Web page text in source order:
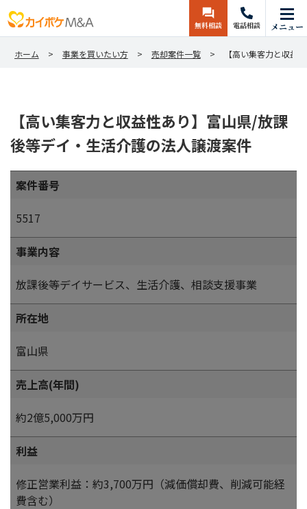
無料相談 電話相談 メニュー
ホーム 事業を買いたい方 売却案件一覧 【高い集客力と収益
【高い集客力と収益性あり】富山県/放課
後等デイ・生活介護の法人譲渡案件
案件番号
5517
事業内容
放課後等デイサービス、生活介護、相談支援事業
所在地
富山県
売上高(年間)
約2億5,000万円
利益
修正営業利益：約3,700万円（減価償却費、削減可能経
費含む）